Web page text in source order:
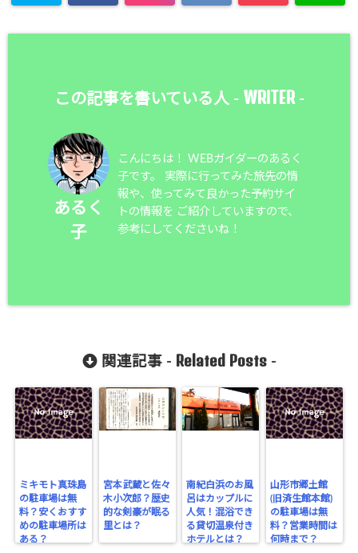
この記事を書いている人 - WRITER-
あるく
子
こんにちは！ WEBガイダーのあるく
子です。 実際に行ってみた旅先の情
報や、使ってみて良かった予約サイ
トの情報を ご紹介していますので、
参考にしてくださいね！
関連記事 - Related Posts-
ミキモト真珠島
の駐車場は無
料？安くおすす
めの駐車場所は
ある？
宮本武蔵と佐々
木小次郎？歴史
的な剣豪が眠る
里とは？
南紀白浜のお風
呂はカップルに
人気！混浴でき
る貸切温泉付き
ホテルとは？
山形市郷土館
(旧済生館本館)
の駐車場は無
料？営業時間は
何時まで？